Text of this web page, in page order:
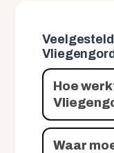
Hoe
Waar